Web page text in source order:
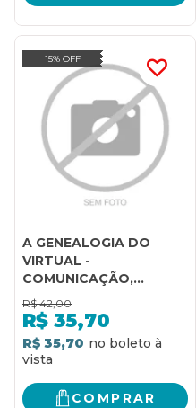
15% OFF
A GENEALOGIA DO
VIRTUAL -
COMUNICAÇÃO,
CULTURA E
TECNOLOGIAS DO
IMAGINÁRIO
R$ 42,00
R$ 35,70
R$ 35,70
COMPRAR